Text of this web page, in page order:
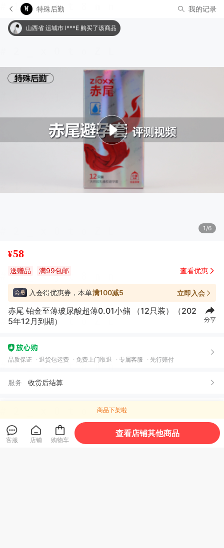
特殊后勤 我的记录
山西省 运城市 I***E 购买了该商品
1/6
¥58
送赠品 满99包邮 查看优惠
入会得优惠券，本单满100减5 立即入会
赤尾 铂金至薄玻尿酸超薄0.01小储 （12只装）（202
5年12月到期）
分享
品质保证 退货包运费 免费上门取退 专属客服 先行赔付
服务 收货后结算
商品下架啦
客服 店铺 购物车
查看店铺其他商品